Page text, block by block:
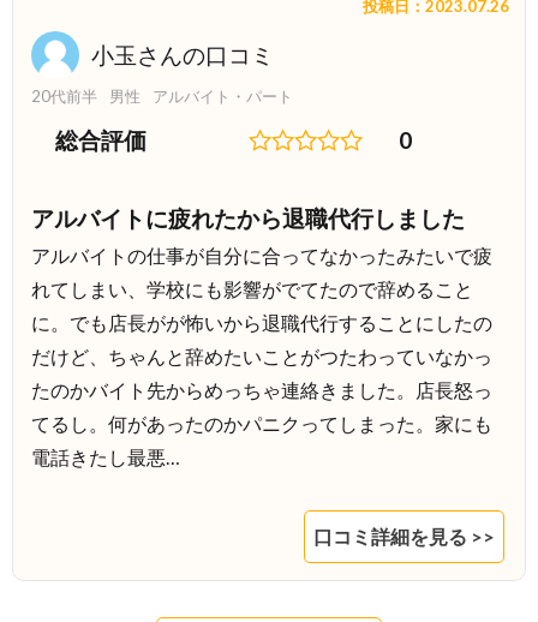
小玉さんの口コミ
投稿日：2023.07.26
20代前半 男性 アルバイト・パート
総合評価 0
アルバイトに疲れたから退職代行しました
アルバイトの仕事が自分に合ってなかったみたいで疲
れてしまい、学校にも影響がでてたので辞めること
に。でも店長がが怖いから退職代行することにしたの
だけど、ちゃんと辞めたいことがつたわっていなかっ
たのかバイト先からめっちゃ連絡きました。店長怒っ
てるし。何があったのかパニクってしまった。家にも
電話きたし最悪…
口コミ詳細を見る >>